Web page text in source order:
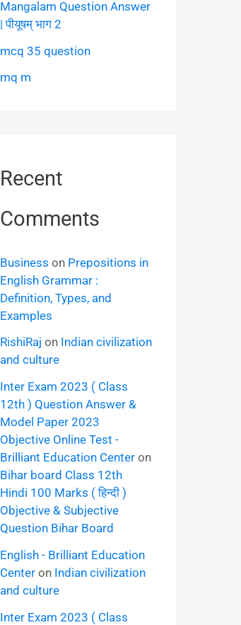
Mangalam Question Answer
| पीयूषम् भाग 2
mcq 35 question
mq m
Recent
Comments
Business on Prepositions in
English Grammar :
Definition, Types, and
Examples
RishiRaj on Indian civilization
and culture
Inter Exam 2023 ( Class
12th ) Question Answer &
Model Paper 2023
Objective Online Test -
Brilliant Education Centeron
Bihar board Class 12th
Hindi 100 Marks ( हिन्दी )
Objective & Subjective
Question Bihar Board
English - Brilliant Education
Centeron Indian civilization
and culture
Inter Exam 2023 ( Class